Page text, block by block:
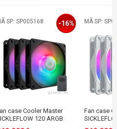
SP: SP005168
case Cooler Master
120 ARGB
-16% MÃ SP:
Fan case